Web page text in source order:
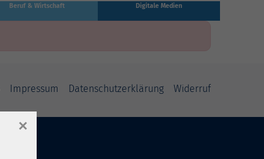
Beruf & Wirtschaft Digitale Medien
Impressum Datenschutzerklärung Widerruf
×